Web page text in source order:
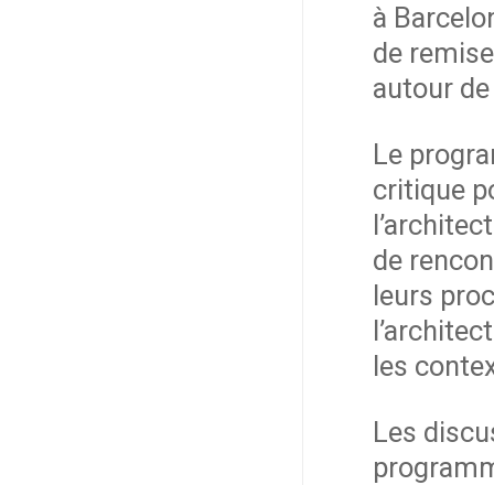
à
de
autour
Le
critique
de
leurs
les
Les